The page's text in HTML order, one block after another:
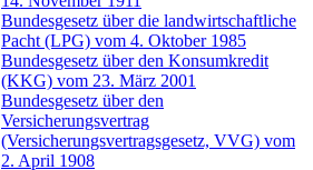
Bundesgesetz über die landwirtschaftliche
Pacht (LPG) vom 4. Oktober 1985
Bundesgesetz über den Konsumkredit
(KKG) vom 23. März 2001
Bundesgesetz über den
Versicherungsvertrag
(Versicherungsvertragsgesetz, VVG) vom
2. April 1908